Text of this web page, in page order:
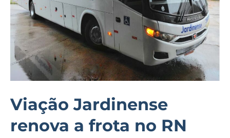
Viação Jardinense
renova a frota no RN
no
RN